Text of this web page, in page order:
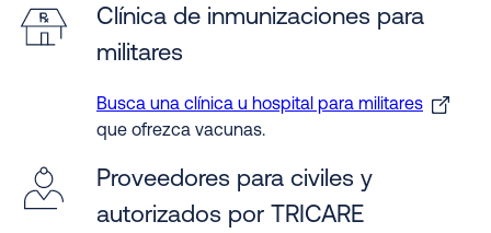
Clínica de inmunizaciones para
militares
Busca una clínica u hospital para militares
que ofrezca vacunas.
Proveedores para civiles y
autorizados por TRICARE